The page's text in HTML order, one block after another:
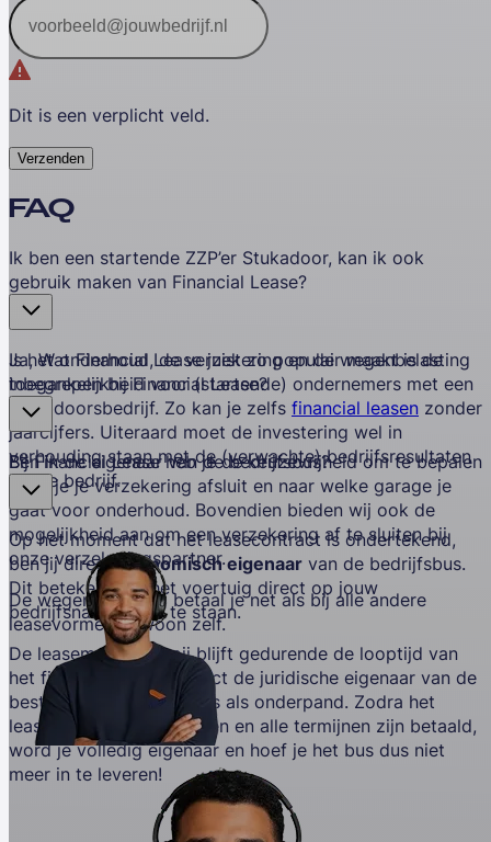
Dit is een verplicht veld.
Verzenden
FAQ
Ik ben een startende ZZP’er Stukadoor, kan ik ook
gebruik maken van Financial Lease?
Ja, Wat Financial Lease juist zo populair maakt is de
toegankelijkheid voor (startende) ondernemers met een
stukadoorsbedrijf. Zo kan je zelfs financial leasen zonder
jaarcijfers. Uiteraard moet de investering wel in
verhouding staan met de (verwachte) bedrijfsresultaten
van je bedrijf.
Is het onderhoud, de verzekering en de wegenbelasting
inbegrepen bij Financial Lease?
Bij Financial Lease heb je de keuzevrijheid om te bepalen
waar je je verzekering afsluit en naar welke garage je
gaat voor onderhoud. Bovendien bieden wij ook de
mogelijkheid aan om een verzekering af te sluiten bij
onze verzekeringspartner.
De wegenbelasting betaal je net als bij alle andere
leasevormen gewoon zelf.
Ben ik de eigenaar van de bedrijfsbus?
Op het moment dat het leasecontract is ondertekend,
ben jij directeconomisch eigenaar van de bedrijfsbus.
Dit betekent dat het voertuig direct op jouw
bedrijfsnaam komt te staan.
De leasemaatschappij blijft gedurende de looptijd van
het financial leasecontract de juridische eigenaar van de
bestelbus. Zie de bus dus als onderpand. Zodra het
leasecontract is afgelopen en alle termijnen zijn betaald,
word je volledig eigenaar en hoef je het bus dus niet
meer in te leveren!